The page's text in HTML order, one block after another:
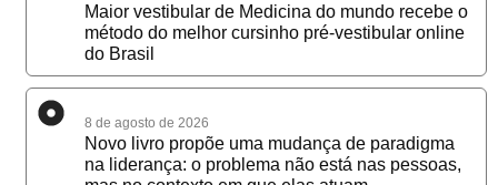
Maior vestibular de Medicina do mundo recebe o
método do melhor cursinho pré-vestibular online
do Brasil
8 de agosto de 2026
Novo livro propõe uma mudança de paradigma
na liderança: o problema não está nas pessoas,